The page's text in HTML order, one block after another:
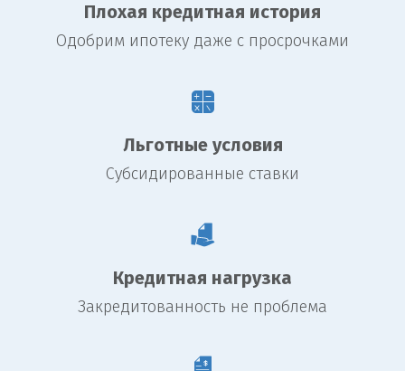
Плохая кредитная история
Одобрим ипотеку даже с просрочками
Льготные условия
Субсидированные ставки
Кредитная нагрузка
Закредитованность не проблема